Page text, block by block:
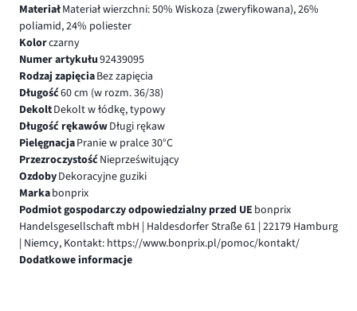
MateriałMateriał wierzchni: 50% Wiskoza (zweryfikowana), 26%
poliamid, 24% poliester
Kolorczarny
Numer artykułu92439095
Rodzaj zapięciaBez zapięcia
Długość60 cm (w rozm. 36/38)
DekoltDekolt w łódkę, typowy
Długość rękawówDługi rękaw
PielęgnacjaPranie w pralce 30°C
PrzezroczystośćNieprześwitujący
OzdobyDekoracyjne guziki
Markabonprix
Podmiot gospodarczy odpowiedzialny przed UE bonprix
Handelsgesellschaft mbH | Haldesdorfer Straße 61 | 22179 Hamburg
| Niemcy, Kontakt: https://www.bonprix.pl/pomoc/kontakt/
Dodatkowe informacje